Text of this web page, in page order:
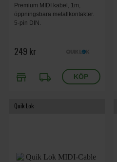
Premium MIDI kabel, 1m,
öppningsbara metallkontakter.
5-pin DIN.
249 kr
store local_shipping
Quik Lok